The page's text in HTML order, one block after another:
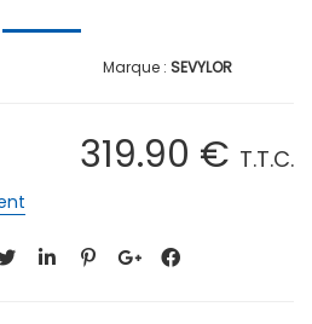
SEVYLOR
319.90 € T.T.C.